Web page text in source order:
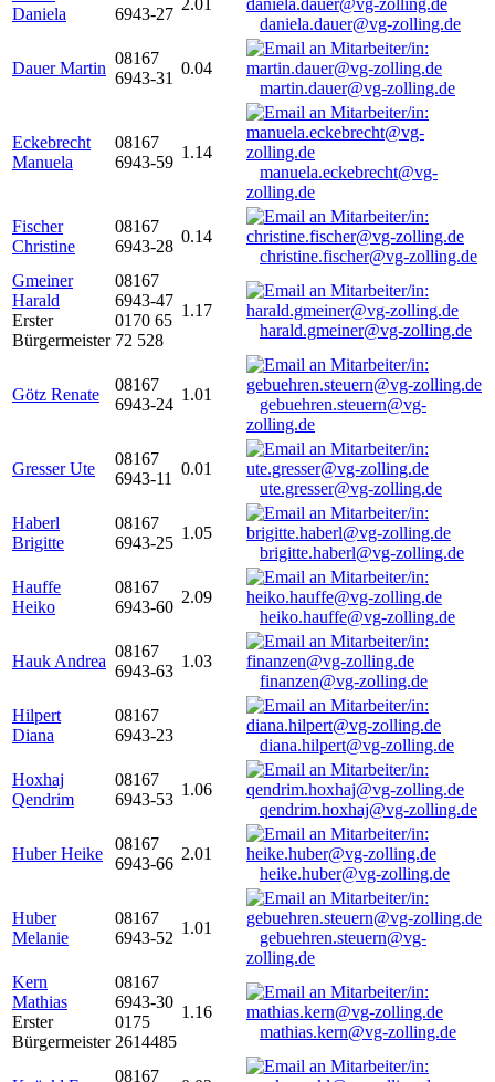
Daniela
6943-27
2.01
daniela.dauer@vg-zolling.de
Dauer Martin
08167
6943-31
0.04
martin.dauer@vg-zolling.de
Eckebrecht
Manuela
08167
6943-59
1.14
manuela.eckebrecht@vg-
zolling.de
Fischer
Christine
08167
6943-28
0.14
christine.fischer@vg-zolling.de
Gmeiner
Harald
Erster
Bürgermeister
08167
6943-47
0170 65
72 528
1.17
harald.gmeiner@vg-zolling.de
Götz Renate
08167
6943-24
1.01
gebuehren.steuern@vg-
zolling.de
Gresser Ute
08167
6943-11
0.01
ute.gresser@vg-zolling.de
Haberl
Brigitte
08167
6943-25
1.05
brigitte.haberl@vg-zolling.de
Hauffe
Heiko
08167
6943-60
2.09
heiko.hauffe@vg-zolling.de
Hauk Andrea
08167
6943-63
1.03
finanzen@vg-zolling.de
Hilpert
Diana
08167
6943-23
diana.hilpert@vg-zolling.de
Hoxhaj
Qendrim
08167
6943-53
1.06
qendrim.hoxhaj@vg-zolling.de
Huber Heike
08167
6943-66
2.01
heike.huber@vg-zolling.de
Huber
Melanie
08167
6943-52
1.01
gebuehren.steuern@vg-
zolling.de
Kern
Mathias
Erster
Bürgermeister
08167
6943-30
0175
2614485
1.16
mathias.kern@vg-zolling.de
08167